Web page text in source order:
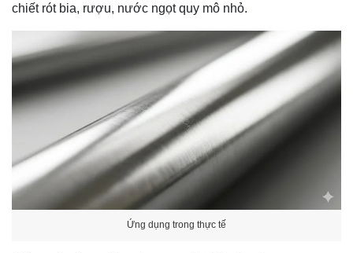
chiết rót bia, rượu, nước ngọt quy mô nhỏ.
Ứng dụng trong thực tế